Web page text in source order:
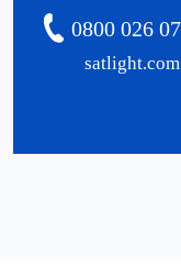
0800 026